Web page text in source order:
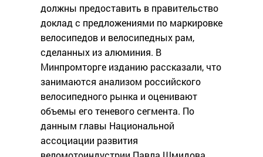
должны предоставить в правительство
доклад с предложениями по маркировке
велосипедов и велосипедных рам,
сделанных из алюминия. В
Минпромторге изданию рассказали, что
занимаются анализом российского
велосипедного рынка и оценивают
объемы его теневого сегмента. По
данным главы Национальной
ассоциации развития